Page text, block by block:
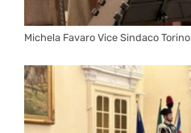
Michela Favaro Vice Sindaco Torino